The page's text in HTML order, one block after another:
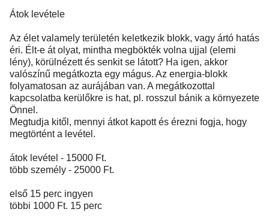
Átok levétele
Az élet valamely területén keletkezik blokk, vagy ártó hatás
éri. Élt-e át olyat, mintha megbökték volna ujjal (elemi
lény), körülnézett és senkit se látott? Ha igen, akkor
valószínű megátkozta egy mágus. Az energia-blokk
folyamatosan az aurájában van. A megátkozottal
kapcsolatba kerülőkre is hat, pl. rosszul bánik a környezete
Önnel.
Megtudja kitől, mennyi átkot kapott és érezni fogja, hogy
megtörtént a levétel.
átok levétel - 15000 Ft.
több személy - 25000 Ft.
első 15 perc ingyen
többi 1000 Ft. 15 perc